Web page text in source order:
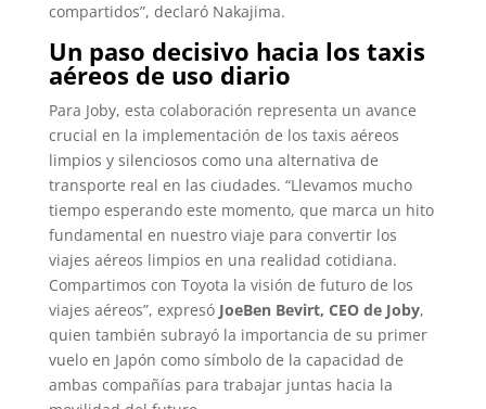
compartidos”, declaró Nakajima.
Un paso decisivo hacia los taxis
aéreos de uso diario
Para Joby, esta colaboración representa un avance
crucial en la implementación de los taxis aéreos
limpios y silenciosos como una alternativa de
transporte real en las ciudades. “Llevamos mucho
tiempo esperando este momento, que marca un hito
fundamental en nuestro viaje para convertir los
viajes aéreos limpios en una realidad cotidiana.
Compartimos con Toyota la visión de futuro de los
viajes aéreos”, expresó JoeBen Bevirt, CEO de Joby,
quien también subrayó la importancia de su primer
vuelo en Japón como símbolo de la capacidad de
ambas compañías para trabajar juntas hacia la